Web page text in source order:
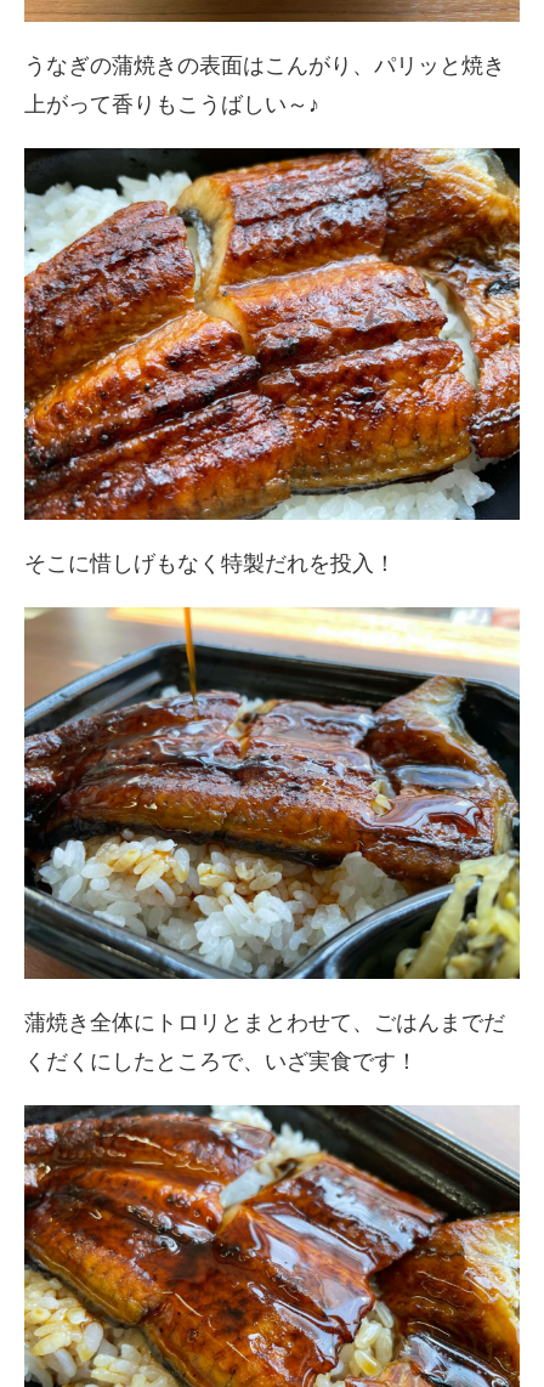
うなぎの蒲焼きの表面はこんがり、パリッと焼き
上がって香りもこうばしい～♪
そこに惜しげもなく特製だれを投入！
蒲焼き全体にトロリとまとわせて、ごはんまでだ
くだくにしたところで、いざ実食です！